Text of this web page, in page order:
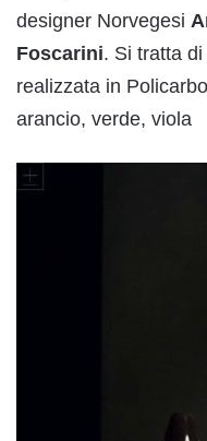
designer Norvegesi
Foscarini. Si tratta
realizzata in
arancio, verde, viola